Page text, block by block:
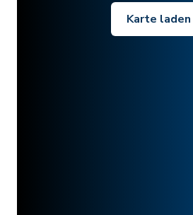
Karte laden